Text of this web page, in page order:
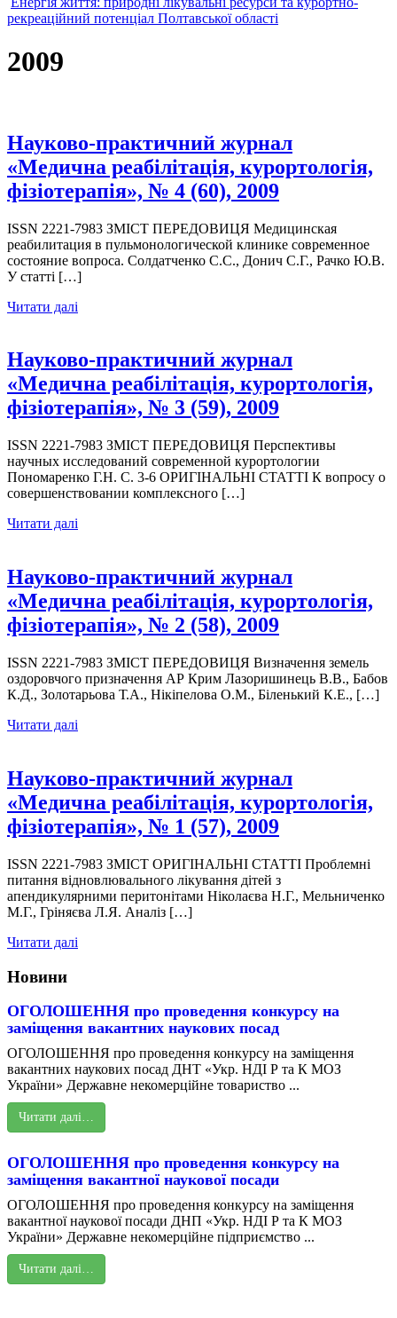
рекреаційний потенціал Полтавської області
2009
Науково-практичний журнал
«Медична реабілітація, курортологія,
фізіотерапія», № 4 (60), 2009
ISSN 2221-7983 ЗМІСТ ПЕРЕДОВИЦЯ Медицинская
реабилитация в пульмонологической клинике современное
состояние вопроса. Солдатченко С.С., Донич С.Г., Рачко Ю.В.
У статті […]
Читати далі
Науково-практичний журнал
«Медична реабілітація, курортологія,
фізіотерапія», № 3 (59), 2009
ISSN 2221-7983 ЗМІСТ ПЕРЕДОВИЦЯ Перспективы
научных исследований современной курортологии
Пономаренко Г.Н. С. 3-6 ОРИГІНАЛЬНІ СТАТТІ К вопросу о
совершенствовании комплексного […]
Читати далі
Науково-практичний журнал
«Медична реабілітація, курортологія,
фізіотерапія», № 2 (58), 2009
ISSN 2221-7983 ЗМІСТ ПЕРЕДОВИЦЯ Визначення земель
оздоровчого призначення АР Крим Лазоришинець В.В., Бабов
К.Д., Золотарьова Т.А., Нікіпелова О.М., Біленький К.Е., […]
Читати далі
Науково-практичний журнал
«Медична реабілітація, курортологія,
фізіотерапія», № 1 (57), 2009
ISSN 2221-7983 ЗМІСТ ОРИГІНАЛЬНІ СТАТТІ Проблемні
питання відновлювального лікування дітей з
апендикулярними перитонітами Ніколаєва Н.Г., Мельниченко
М.Г., Гріняєва Л.Я. Аналіз […]
Читати далі
Новини
ОГОЛОШЕННЯ про проведення конкурсу на
заміщення вакантних наукових посад
ОГОЛОШЕННЯ про проведення конкурсу на заміщення
вакантних наукових посад ДНТ «Укр. НДІ Р та К МОЗ
України» Державне некомерційне товариство ...
Читати далі…
ОГОЛОШЕННЯ про проведення конкурсу на
заміщення вакантної наукової посади
ОГОЛОШЕННЯ про проведення конкурсу на заміщення
вакантної наукової посади ДНП «Укр. НДІ Р та К МОЗ
України» Державне некомерційне підприємство ...
Читати далі…